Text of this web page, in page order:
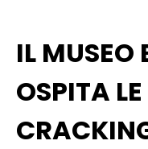
IL MUSEO
OSPITA